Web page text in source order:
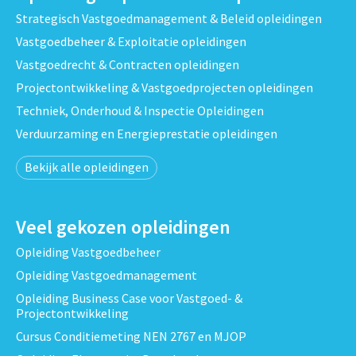
Strategisch Vastgoedmanagement & Beleid opleidingen
Vastgoedbeheer & Exploitatie opleidingen
Vastgoedrecht & Contracten opleidingen
Projectontwikkeling & Vastgoedprojecten opleidingen
Techniek, Onderhoud & Inspectie Opleidingen
Verduurzaming en Energieprestatie opleidingen
Bekijk alle opleidingen
Veel gekozen opleidingen
Opleiding Vastgoedbeheer
Opleiding Vastgoedmanagement
Opleiding Business Case voor Vastgoed- &
Projectontwikkeling
Cursus Conditiemeting NEN 2767 en MJOP